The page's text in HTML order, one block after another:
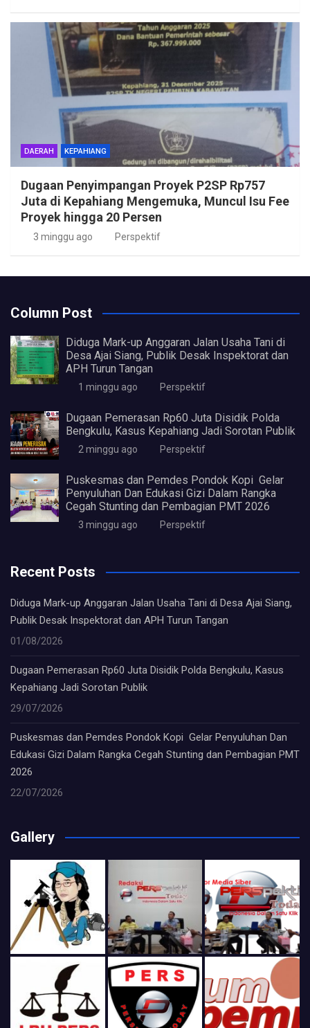
DAERAH KEPAHIANG
Dugaan Penyimpangan Proyek P2SP Rp757
Juta di Kepahiang Mengemuka, Muncul Isu Fee
Proyek hingga 20 Persen
3 minggu ago Perspektif
Column Post
Diduga Mark-up Anggaran Jalan Usaha Tani di
Desa Ajai Siang, Publik Desak Inspektorat dan
APH Turun Tangan
1 minggu ago Perspektif
Dugaan Pemerasan Rp60 Juta Disidik Polda
Bengkulu, Kasus Kepahiang Jadi Sorotan Publik
2 minggu ago Perspektif
Puskesmas dan Pemdes Pondok Kopi Gelar
Penyuluhan Dan Edukasi Gizi Dalam Rangka
Cegah Stunting dan Pembagian PMT 2026
3 minggu ago Perspektif
Recent Posts
Diduga Mark-up Anggaran Jalan Usaha Tani di Desa Ajai Siang,
Publik Desak Inspektorat dan APH Turun Tangan
01/08/2026
Dugaan Pemerasan Rp60 Juta Disidik Polda Bengkulu, Kasus
Kepahiang Jadi Sorotan Publik
29/07/2026
Puskesmas dan Pemdes Pondok Kopi Gelar Penyuluhan Dan
Edukasi Gizi Dalam Rangka Cegah Stunting dan Pembagian PMT
2026
22/07/2026
Gallery